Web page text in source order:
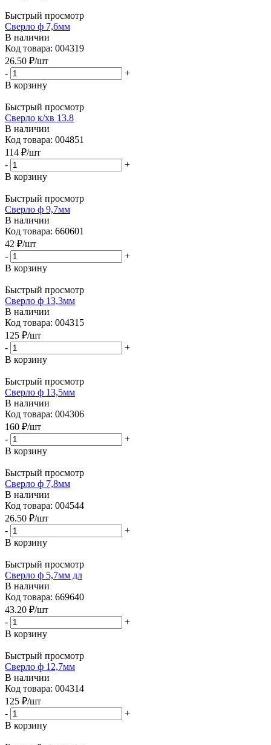
Быстрый просмотр
Сверло ф 7,6мм
В наличии
Код товара: 004319
26.50 ₽/шт
-
+
В корзину
Быстрый просмотр
Сверло к/хв 13.8
В наличии
Код товара: 004851
114 ₽/шт
-
+
В корзину
Быстрый просмотр
Сверло ф 9,7мм
В наличии
Код товара: 660601
42 ₽/шт
-
+
В корзину
Быстрый просмотр
Сверло ф 13,3мм
В наличии
Код товара: 004315
125 ₽/шт
-
+
В корзину
Быстрый просмотр
Сверло ф 13,5мм
В наличии
Код товара: 004306
160 ₽/шт
-
+
В корзину
Быстрый просмотр
Сверло ф 7,8мм
В наличии
Код товара: 004544
26.50 ₽/шт
-
+
В корзину
Быстрый просмотр
Сверло ф 5,7мм дл
В наличии
Код товара: 669640
43.20 ₽/шт
-
+
В корзину
Быстрый просмотр
Сверло ф 12,7мм
В наличии
Код товара: 004314
125 ₽/шт
-
+
В корзину